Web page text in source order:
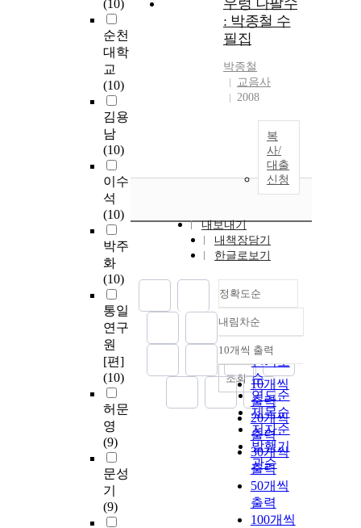
(10)
순천
대학
교
(10)
김용
남
(10)
이수
석
(10)
박주
화
(10)
통일
연구
원
[편]
(10)
허문
영
(9)
문성
기
(9)
우렁 나팔수
: 박종철 수
필집
박종철
교음사
2008
복
사/
대출
신청
내보내기
내책장담기
한글로보기
정확도순
정확도
순
인기도
순
연도순
제목순
저자순
발행기
관순
내림차순
내림차순
10개씩 출력
10개씩
출력
20개씩
출력
30개씩
출력
50개씩
출력
100개씩
조회